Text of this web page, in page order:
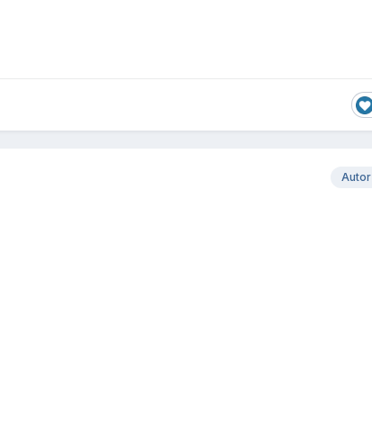
Autor